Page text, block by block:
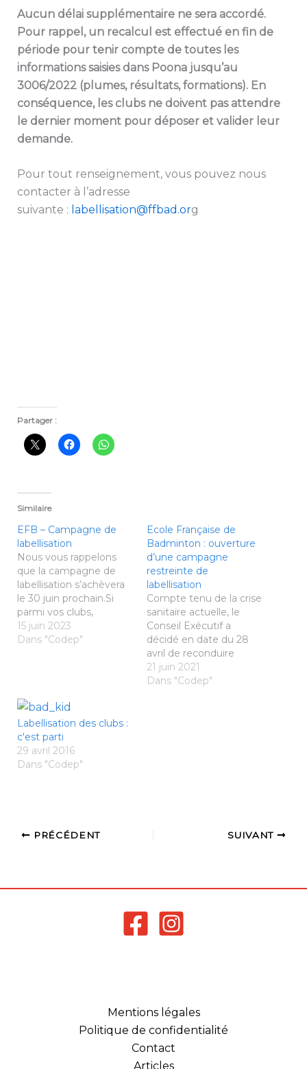
Aucun délai supplémentaire ne sera accordé.
Pour rappel, un recalcul est effectué en fin de
période pour tenir compte de toutes les
informations saisies dans Poona jusqu’au
3006/2022 (plumes, résultats, formations). En
conséquence, les clubs ne doivent pas attendre
le dernier moment pour déposer et valider leur
demande.
Pour tout renseignement, vous pouvez nous
contacter à l’adresse
suivante : labellisation@ffbad.org
Partager :
Similaire
EFB – Campagne de
labellisation
Nous vous rappelons
que la campagne de
labellisation s’achèvera
le 30 juin prochain.Si
parmi vos clubs,
certains n'ont pas
encore entamé la
également envoyé à
l'ensemble des clubs
entrant dans les critères
et n'ayant pas déposé
de demande.…
15 juin 2023
Dans "Codep"
Ecole Française de
Badminton : ouverture
d’une campagne
restreinte de
labellisation
Compte tenu de la crise
sanitaire actuelle, le
Conseil Exécutif a
décidé en date du 28
avril de reconduire
automatiquement les
labels EFB obtenus lors
21 juin 2021
Dans "Codep"
Labellisation des clubs :
c'est parti
29 avril 2016
Dans "Codep"
PRÉCÉDENT SUIVANT
Mentions légales
Politique de confidentialité
Contact
Articles